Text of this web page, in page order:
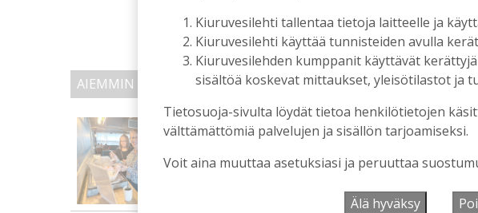
AIEMMIN AIHEESTA
Biokaasu, Hingunniemi, tiet,
ministeri Sari Essayahin kanssa piisasi
Tilaajille
Kiuruvesilehti tallentaa tietoja laitteelle ja
Kiuruvesilehti käyttää tunnisteiden avulla
Kiuruvesilehden kumppanit käyttävät
sisältöä koskevat mittaukset, yleisötilastot ja
Tietosuoja-sivulta löydät tietoa henkilötietojen
välttämättömiä palvelujen ja sisällön tarjoamiseksi.
Voit aina muuttaa asetuksiasi ja peruuttaa
Älä hyväksy